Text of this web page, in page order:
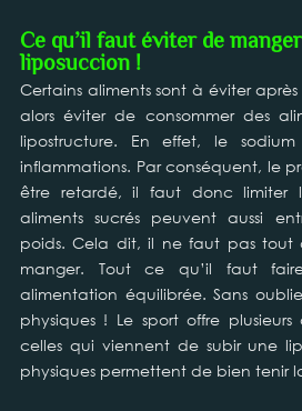
Ce qu’il faut éviter de
liposuccion !
Certains aliments sont à éviter
alors éviter de consommer des
lipostructure. En effet, le
inflammations. Par conséquent, le
être retardé, il faut donc limiter
aliments sucrés peuvent aussi
poids. Cela dit, il ne faut pas tout
manger. Tout ce qu’il faut
alimentation équilibrée. Sans
physiques ! Le sport offre
celles qui viennent de subir une
physiques permettent de bien tenir